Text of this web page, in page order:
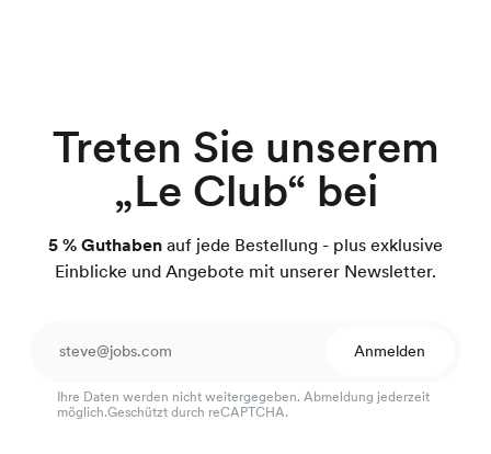
Treten Sie unserem
„Le Club“ bei
5 % Guthaben auf jede Bestellung - plus exklusive
Einblicke und Angebote mit unserer Newsletter.
Anmelden
Ihre Daten werden nicht weitergegeben. Abmeldung jederzeit
möglich.Geschützt durch reCAPTCHA.